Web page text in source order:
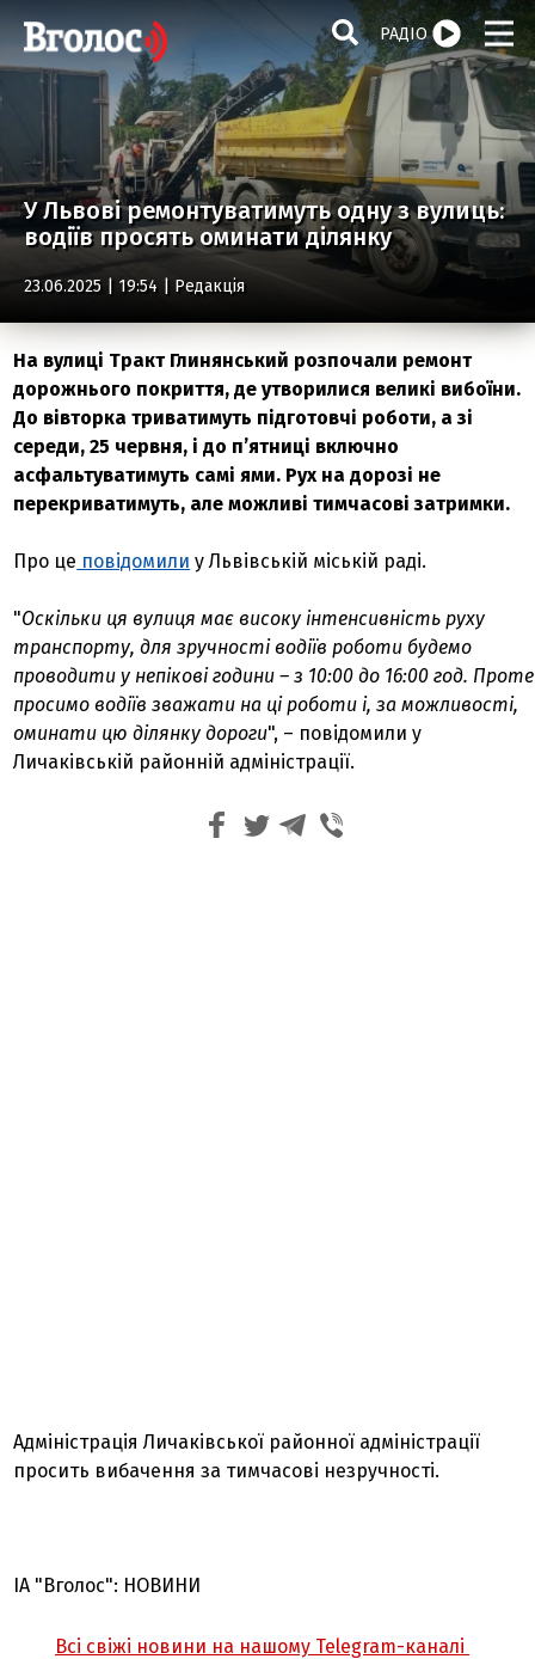
РАДІО
У Львові ремонтуватимуть одну з вулиць:
водіїв просять оминати ділянку
23.06.2025 | 19:54 | Редакція
На вулиці Тракт Глинянський розпочали ремонт
дорожнього покриття, де утворилися великі вибоїни.
До вівторка триватимуть підготовчі роботи, а зі
середи, 25 червня, і до п’ятниці включно
асфальтуватимуть самі ями. Рух на дорозі не
перекриватимуть, але можливі тимчасові затримки.
Про це повідомили у Львівській міській раді.
"Оскільки ця вулиця має високу інтенсивність руху
транспорту, для зручності водіїв роботи будемо
проводити у непікові години – з 10:00 до 16:00 год. Проте
просимо водіїв зважати на ці роботи і, за можливості,
оминати цю ділянку дороги", – повідомили у
Личаківській районній адміністрації.
Адміністрація Личаківської районної адміністрації
просить вибачення за тимчасові незручності.
ІА "Вголос": НОВИНИ
Всі свіжі новини на нашому Telegram-каналі